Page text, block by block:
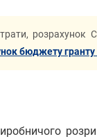
розрахунок
бюджету